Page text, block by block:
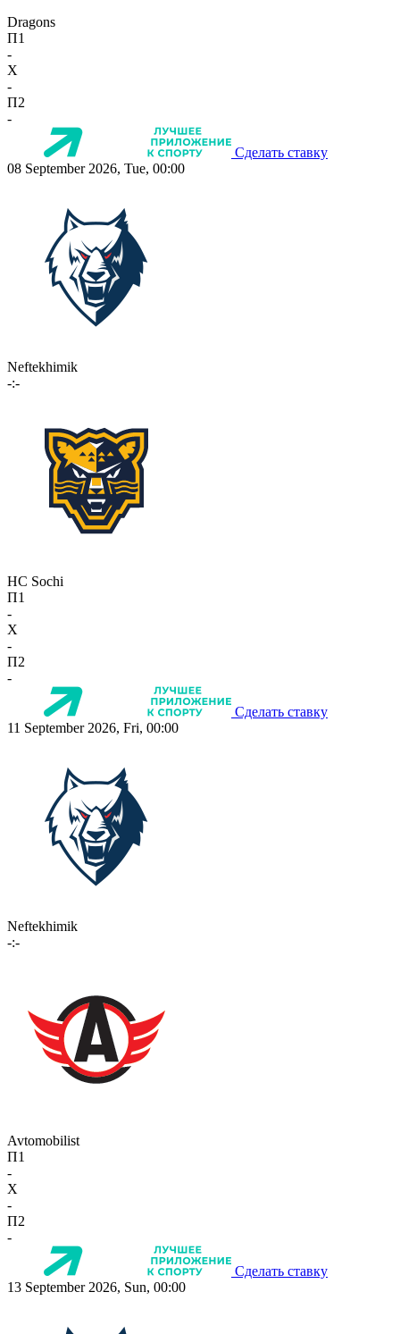
Dragons
П1
-
X
-
П2
-
Сделать ставку
08 September 2026, Tue, 00:00
Neftekhimik
-:-
HC Sochi
П1
-
X
-
П2
-
Сделать ставку
11 September 2026, Fri, 00:00
Neftekhimik
-:-
Avtomobilist
П1
-
X
-
П2
-
Сделать ставку
13 September 2026, Sun, 00:00